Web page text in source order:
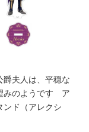
爵夫人は、平穏な
みのようです ア
ンド（アレクシ